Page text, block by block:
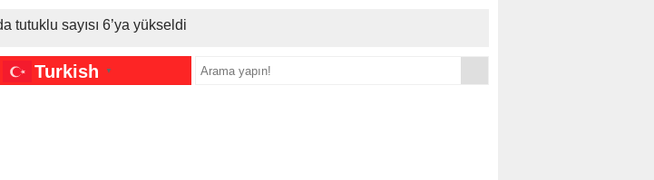
tutuklu sayısı 6’ya yükseldi
Motorine tüm zamanların en büyük zammı
Turkish ▼